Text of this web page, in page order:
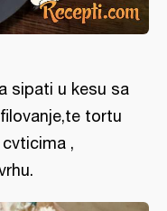
sipati u kesu sa
tortu
,